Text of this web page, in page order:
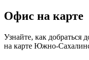
Офис на карте
Узнайте, как добраться
на карте Южно-